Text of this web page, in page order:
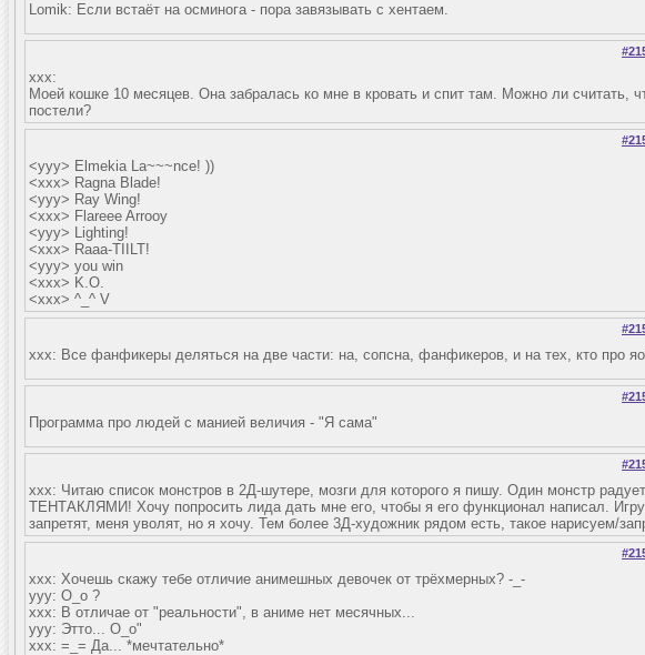
Lomik: Если встаёт на осминога - пора завязывать с хентаем.
xxx:
Моей кошке 10 месяцев. Она забралась ко мне в кровать и спит там. Можно ли считать,
постели?
<yyy> Elmekia La~~~nce! ))
<xxx> Ragna Blade!
<yyy> Ray Wing!
<xxx> Flareee Arrooy
<yyy> Lighting!
<xxx> Raaa-TIILT!
<yyy> you win
<xxx> K.O.
<xxx> ^_^ V
ххх: Все фанфикеры деляться на две части: на, сопсна, фанфикеров, и на тех, кто про
Программа про людей с манией величия - "Я сама"
ххх: Читаю список монстров в 2Д-шутере, мозги для которого я пишу. Один монстр
ТЕНТАКЛЯМИ! Хочу попросить лида дать мне его, чтобы я его функционал написал. Игру
запретят, меня уволят, но я хочу. Тем более 3Д-художник рядом есть, такое нарисуем/
xxx: Хочешь скажу тебе отличие анимешных девочек от трёхмерных? -_-
yyy: О_о ?
xxx: В отличае от "реальности", в аниме нет месячных...
yyy: Этто... О_о"
xxx: =_= Да... *мечтательно*